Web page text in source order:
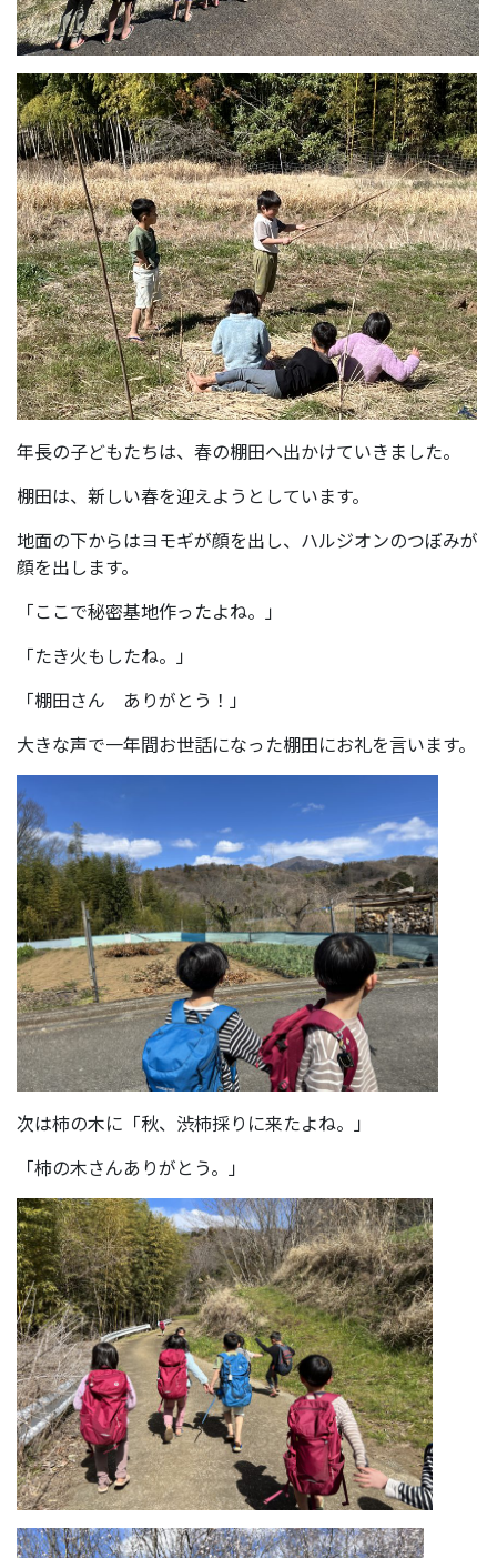
年長の子どもたちは、春の棚田へ出かけていきました。
棚田は、新しい春を迎えようとしています。
地面の下からはヨモギが顔を出し、ハルジオンのつぼみが
顔を出します。
「ここで秘密基地作ったよね。」
「たき火もしたね。」
「棚田さん ありがとう！」
大きな声で一年間お世話になった棚田にお礼を言います。
次は柿の木に「秋、渋柿採りに来たよね。」
「柿の木さんありがとう。」